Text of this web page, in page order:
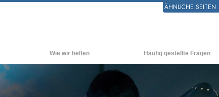
ÄHNLICHE SEITEN
Wie wir helfen Häufig gestellte Fragen
Hintergrund und
grundlegende Prinzipien
Innerhalb einer Scientology Kirche
Hörbücher